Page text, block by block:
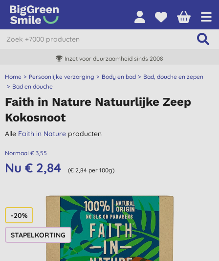
Inzet voor duurzaamheid sinds 2008
Home Persoonlijke verzorging Body en bad
Bad, douche en zepen
Bad en douche
Faith in Nature Natuurlijke Zeep
Kokosnoot
Alle Faith in Nature producten
Normaal € 3,55
Nu € 2,84 (€ 2,84 per 100g)
-20%
STAPELKORTING